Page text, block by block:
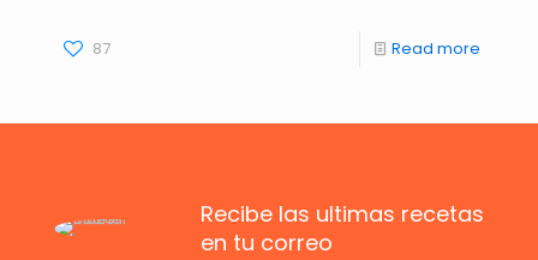
87 Read more
Recibe las ultimas recetas
en tu correo